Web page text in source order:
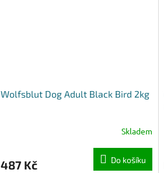
Wolfsblut Dog Adult Black Bird 2kg
Skladem
487 Kč Do košíku